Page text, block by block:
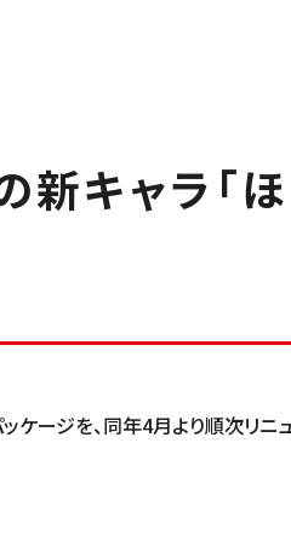
新キャラ「
ケージを、同年4月より順次リニ